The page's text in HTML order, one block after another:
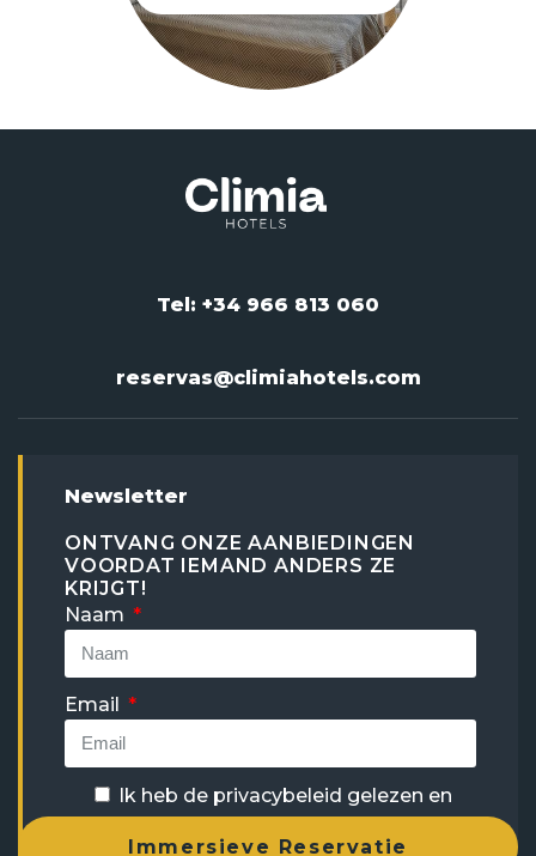
Immersieve Reservatie
Tel: +34 966 813 060
reservas@climiahotels.com
Newsletter
ONTVANG ONZE AANBIEDINGEN
VOORDAT IEMAND ANDERS ZE
KRIJGT!
Naam
Email
Ik heb de privacybeleid gelezen en